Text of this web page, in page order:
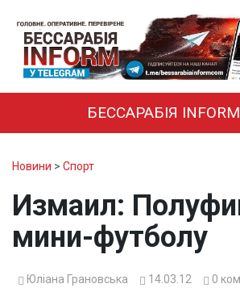
БЕССАРАБІЯ INFORM
Новини > Спорт
Измаил:
мини-футболу
Юліана Грановська 14.03.12 0